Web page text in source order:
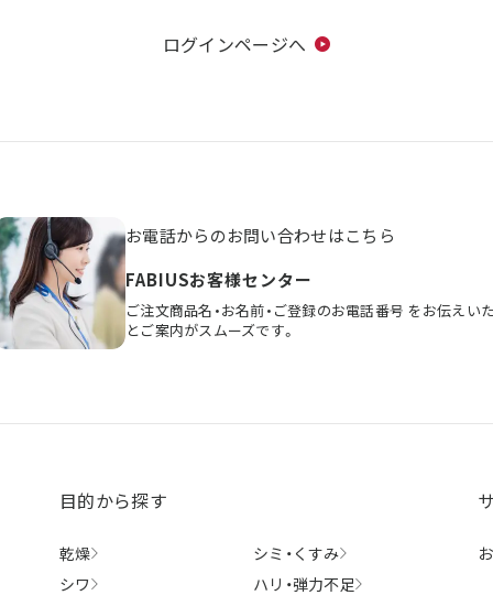
ログインページへ
お電話からのお問い合わせはこちら
FABIUSお客様センター
ご注文商品名・お名前・ご登録のお電話番号 をお伝えい
とご案内がスムーズです。
目的から探す
乾燥 シミ・ くすみ
シワ
ハリ・弾力不足